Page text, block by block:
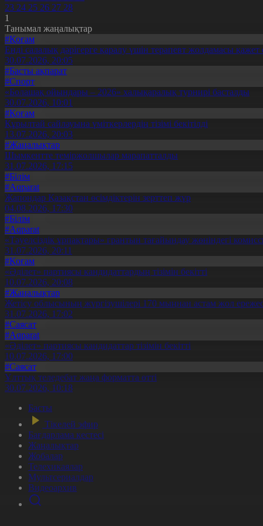
23 24 25 26 27 28
1
Танымал жаңалықтар
#Қоғам
Енді салалық дәрігерге қаралу үшін терапевт жолдамасы қажет
30.07.2026, 20:05
#Басты ақпарат
#Спорт
«Болашақ ойындары – 2026» халықаралық турнирі басталды
30.07.2026, 10:01
#Қоғам
Құрылтай сайлауына үміткерлердің тізімі бекітілді
13.07.2026, 20:03
#Жаңалықтар
Шымкентте теміржолшылар марапатталды
31.07.2026, 17:15
#Білім
#Aqparat
Жапондар Қазақстан өсімдіктерін зерттеп жүр
04.08.2026, 17:30
#Білім
#Aqparat
«Тәуелсіздік ұрпақтары» грантын тағайындау жөніндегі
31.07.2026, 20:11
#Қоғам
«Әділет» партиясы кандидаттардың тізімін бекітті
10.07.2026, 20:08
#Жаңалықтар
Жетісу облысының жүргізушілері 170 мыңнан астам жол
31.07.2026, 17:02
#Саясат
#Aqparat
«Әділет» партиясы кандидаттар тізімін бекітті
10.07.2026, 17:00
#Саясат
Ұлттық теледебат жаңа форматта өтті
30.07.2026, 10:18
Басты
Тікелей эфир
Бағдарлама кестесі
Жаңалықтар
Жобалар
Телехикаялар
Мультсериалдар
Видеоархив